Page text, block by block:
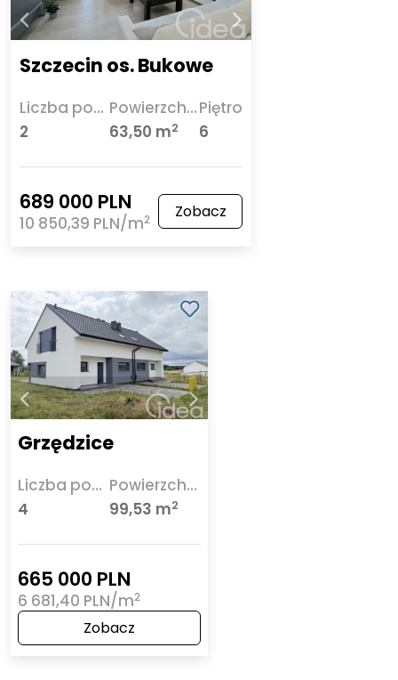
Szczecin os. Bukowe
Liczba pokoi
2
Powierzchnia
63,50 m2
Piętro
6
689 000 PLN
10 850,39 PLN/m2 Zobacz
Grzędzice
Liczba pokoi
4
Powierzchnia
99,53 m2
665 000 PLN
6 681,40 PLN/m2
Zobacz